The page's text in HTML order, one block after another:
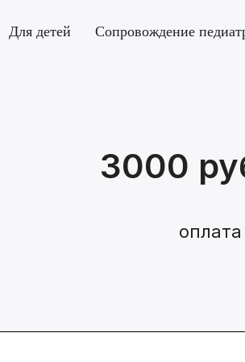
Для детей Сопровождение
3000
оплата